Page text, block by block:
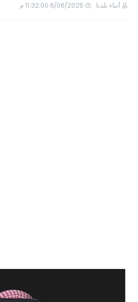
أنباء بلدنا 6/06/2025 11:32:00 م